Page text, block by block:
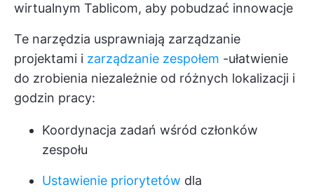
wirtualnym Tablicom, aby pobudzać innowacje
Te narzędzia usprawniają zarządzanie
projektami i zarządzanie zespołem -ułatwienie
do zrobienia niezależnie od różnych lokalizacji i
godzin pracy:
Koordynacja zadań wśród członków
zespołu
Ustawienie priorytetów dla